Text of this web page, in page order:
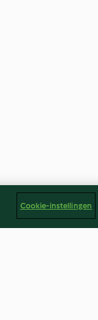
Cookie-instellingen